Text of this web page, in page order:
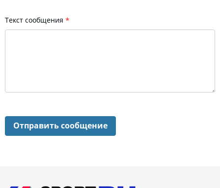
Текст сообщения *
Отправить сообщение